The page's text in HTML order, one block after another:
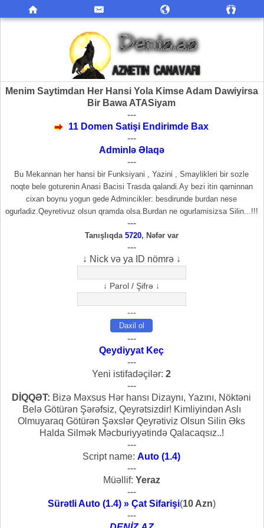
Menim Saytimdan Her Hansi Yola Kimse Adam Dawiyirsa
Bir Bawa ATASiyam
---
11 Domen Satişi Endirimde Bax
---
Adminlə Əlaqə
---
Bu Mekannan her hansi bir Funksiyani , Yazini , Smaylikleri bir sozle
noqte bele goturenin Anasi Bacisi Trasda qalandi.Ay bezi itin qarninnan
cixan boynu yogun gede Admincikler: besdirunde burdan nese
ogurladiz.Qeyretivuz olsun qramda olsa.Burdan ne ogurlamisizsa Silin...!!!
---
Tanışlıqda 5720, Nəfər var
---
↓ Nick və ya ID nömrə ↓
↓ Parol / Şifrə ↓
---
---
Qeydiyyat Keç
---
Yeni istifadəçilər: 2
---
DİQQƏT: Bizə Məxsus Hər hansı Dizaynı, Yazını, Nöktəni
Belə Götürən Şərəfsiz, Qeyrətsizdir! Kimliyindən Aslı
Olmuyaraq Götürən Şəxslər Qeyrətiviz Olsun Silin Əks
Halda Silmək Məcburiyyətində Qalacaqsız..!
---
Script name: Auto (1.4)
---
Müəllif: Yeraz
---
Sürətli Auto (1.4) » Çat Sifarişi(10 Azn)
---